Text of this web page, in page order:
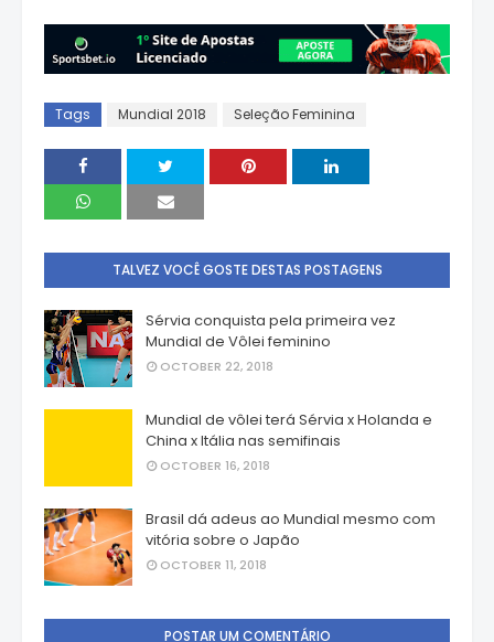
Tags Mundial 2018 Seleção Feminina
TALVEZ VOCÊ GOSTE DESTAS POSTAGENS
Sérvia conquista pela primeira vez
Mundial de Vôlei feminino
OCTOBER 22, 2018
Mundial de vôlei terá Sérvia x Holanda e
China x Itália nas semifinais
OCTOBER 16, 2018
Brasil dá adeus ao Mundial mesmo com
vitória sobre o Japão
OCTOBER 11, 2018
POSTAR UM COMENTÁRIO